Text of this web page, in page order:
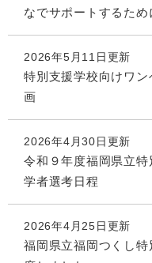
なでサポートするため
2026年5月11日更新
特別支援学校向けワ
画
2026年4月30日更新
令和９年度福岡県立
学者選考日程
2026年4月25日更新
福岡県立福岡つくし